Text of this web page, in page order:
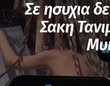
Σε ησυχια
Σακη